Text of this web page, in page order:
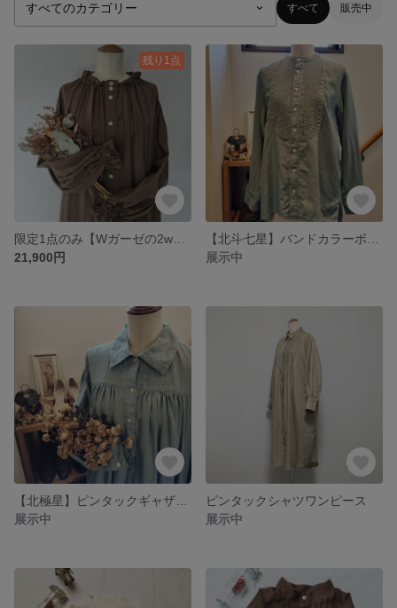
すべて 販売中
残り1点
21,900円
展示中
展示中
ピンタックシャツワンピース
展示中